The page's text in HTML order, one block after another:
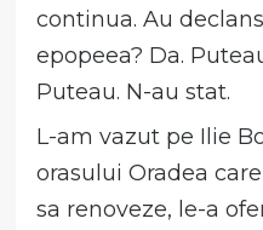
continua. Au
epopeea? Da.
Puteau. N-au stat.
L-am vazut pe Ilie
orasului Oradea
sa renoveze, le-a